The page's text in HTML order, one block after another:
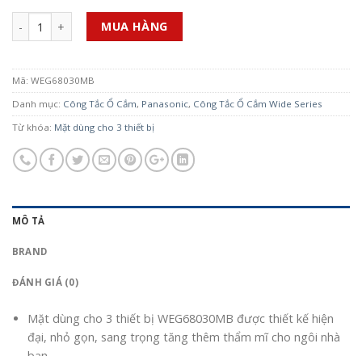
Số lượng MUA HÀNG
Mã: WEG68030MB
Danh mục: Công Tắc Ổ Cắm, Panasonic, Công Tắc Ổ Cắm Wide Series
Từ khóa: Mặt dùng cho 3 thiết bị
MÔ TẢ
BRAND
ĐÁNH GIÁ (0)
Mặt dùng cho 3 thiết bị WEG68030MB được thiết kế hiện
đại, nhỏ gọn, sang trọng tăng thêm thẩm mĩ cho ngôi nhà